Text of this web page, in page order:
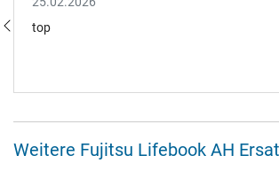
top
Weitere Fujitsu Lifebook AH